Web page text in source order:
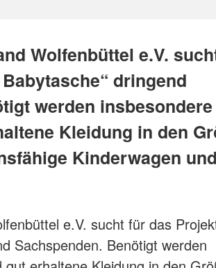
Wolfenbüttel e.V.
dringend
werden insbesondere
Kleidung in den
Kinderwagen
e.V. sucht für das
Sachspenden. Benötigt werden